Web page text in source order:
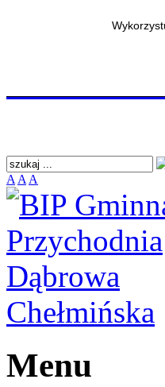
BIP
A A A
Menu